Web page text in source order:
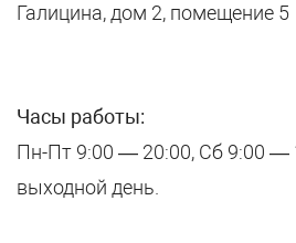
Галицина, дом 2, помещение 5
Часы работы:
Пн-Пт 9:00 — 20:00, Cб 9:00 —
выходной день.